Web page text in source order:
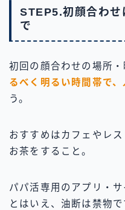
STEP5.初顔合わせ
で
初回の顔合わせの場所
るべく明るい時間帯で
う。
おすすめはカフェやレ
お茶をすること。
パパ活専用のアプリ・
とはいえ、油断は禁物で